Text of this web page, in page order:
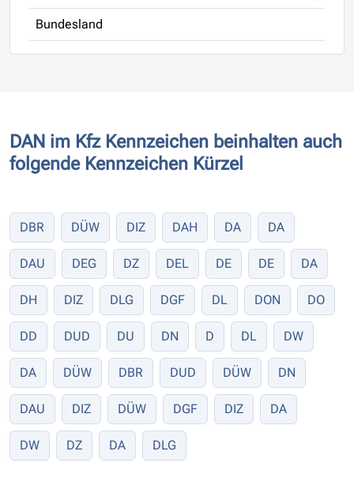
Bundesland
DAN im Kfz Kennzeichen beinhalten auch
folgende Kennzeichen Kürzel
DBR DÜW DIZ DAH DA DA
DAU DEG DZ DEL DE DE DA
DH DIZ DLG DGF DL DON DO
DD DUD DU DN D DL DW
DA DÜW DBR DUD DÜW DN
DAU DIZ DÜW DGF DIZ DA
DW DZ DA DLG